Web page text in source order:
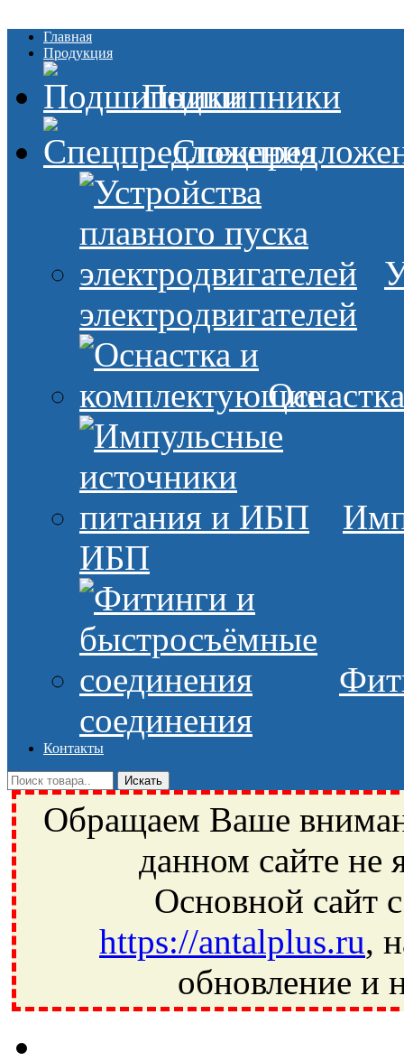
Главная
Продукция
Подшипники
электродвигателей
ИБП
соединения
Контакты
Обращаем Ваше
данном сайте не
Основной сайт
https://antalplus.ru,
обновление и
Ивантеевка, подшипники, пневматика, метизы, техника,